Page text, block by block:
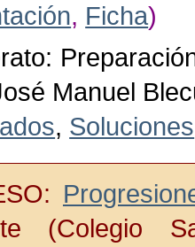
, Ficha)
Manuel
, Soluciones
(Colegio